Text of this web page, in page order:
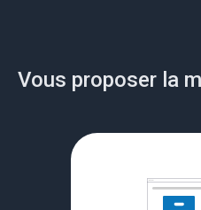
Vous proposer la